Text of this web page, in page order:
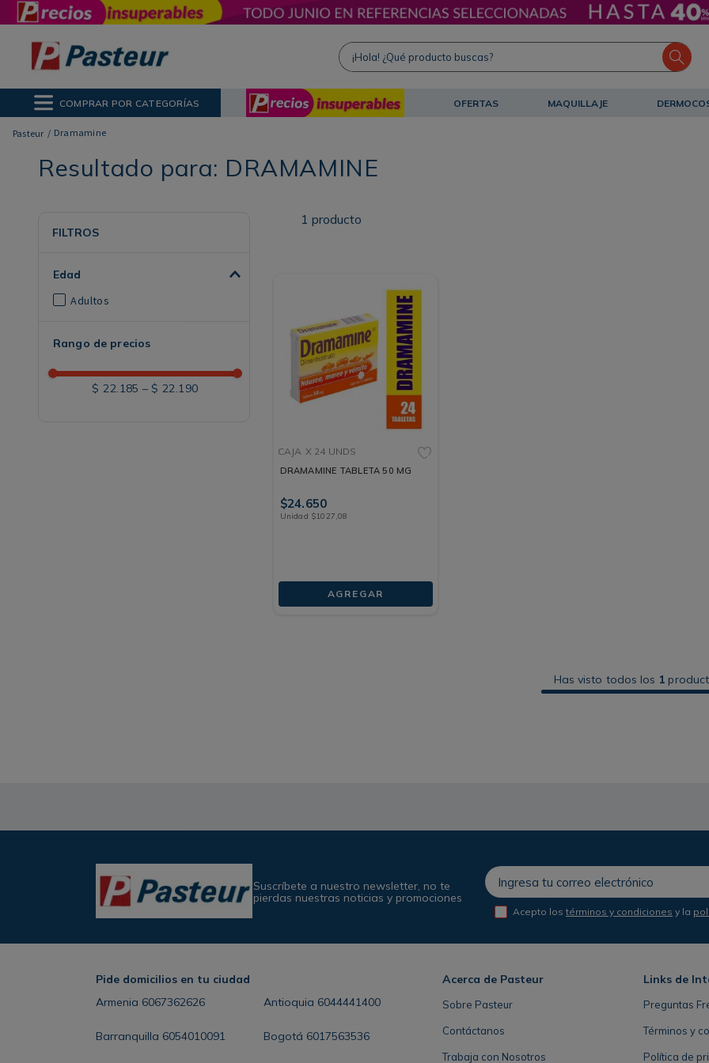
¡Hola! ¿Qué producto buscas?
COMPRAR POR CATEGORÍAS OFERTAS MAQUILLAJE
Dramamine
Resultado para: DRAMAMINE
FILTROS
Edad
Adultos
Rango de precios
$ 22.185 – $ 22.190
1 producto
CAJA X 24 UNDS
DRAMAMINE TABLETA 50 MG
$24.650
Unidad $1027,08
AGREGAR
Has visto todos los 1
Suscríbete a nuestro newsletter, no te
pierdas nuestras noticias y promociones
Acepto lostérminos y condiciones y la
Pide domicilios en tu ciudad
Armenia 6067362626 Antioquia 6044441400
Barranquilla 6054010091 Bogotá 6017563536
Acerca de Pasteur
Sobre Pasteur
Contáctanos
Trabaja con Nosotros
Links de
Preguntas
Términos y
Política de
MÁS BUSCADOS
Solar